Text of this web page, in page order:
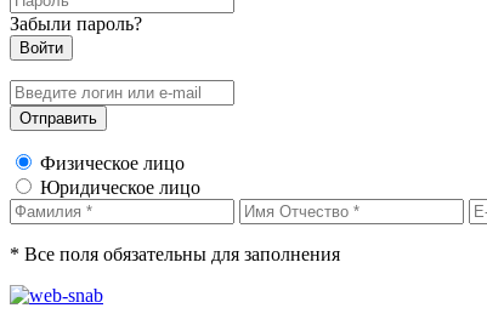
Забыли пароль?
Физическое лицо
Юридическое лицо
* Все поля обязательны для заполнения